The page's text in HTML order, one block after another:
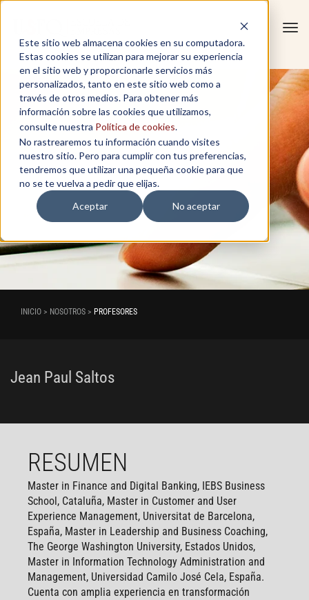
Este sitio web almacena cookies en su computadora.
Estas cookies se utilizan para mejorar su experiencia
en el sitio web y proporcionarle servicios más
personalizados, tanto en este sitio web como a
través de otros medios. Para obtener más
información sobre las cookies que utilizamos,
consulte nuestra Política de cookies.
No rastrearemos tu información cuando visites
nuestro sitio. Pero para cumplir con tus preferencias,
tendremos que utilizar una pequeña cookie para que
no se te vuelva a pedir que elijas.
Aceptar
No aceptar
PROFESORES
INICIO > NOSOTROS > PROFESORES
Jean Paul Saltos
RESUMEN
Master in Finance and Digital Banking, IEBS Business
School, Cataluña, Master in Customer and User
Experience Management, Universitat de Barcelona,
España, Master in Leadership and Business Coaching,
The George Washington University, Estados Unidos,
Master in Information Technology Administration and
Management, Universidad Camilo José Cela, España.
Cuenta con amplia experiencia en transformación